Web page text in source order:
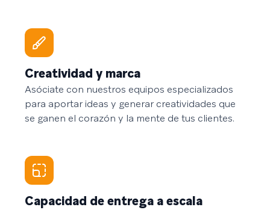
Creatividad y marca
Asóciate con nuestros equipos especializados
para aportar ideas y generar creatividades que
se ganen el corazón y la mente de tus clientes.
Capacidad de entrega a escala